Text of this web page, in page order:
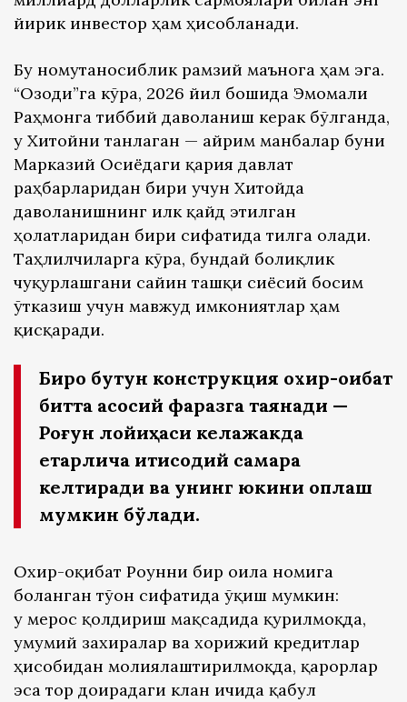
йирик инвестор ҳам ҳисобланади.
Бу номутаносиблик рамзий маънога ҳам эга.
“Озоди”га кўра, 2026 йил бошида Эмомали
Раҳмонга тиббий даволаниш керак бўлганда,
у Хитойни танлаган — айрим манбалар буни
Марказий Осиёдаги қария давлат
раҳбарларидан бири учун Хитойда
даволанишнинг илк қайд этилган
ҳолатларидан бири сифатида тилга олади.
Таҳлилчиларга кўра, бундай боғлиқлик
чуқурлашгани сайин ташқи сиёсий босим
ўтказиш учун мавжуд имкониятлар ҳам
қисқаради.
Бироқ бутун конструкция охир-оқибат
битта асосий фаразга таянади —
Роғун лойиҳаси келажакда
етарлича иқтисодий самара
келтиради ва унинг юкини қоплаш
мумкин бўлади.
Охир-оқибат Роғунни бир оила номига
боғланган тўғон сифатида ўқиш мумкин:
у мерос қолдириш мақсадида қурилмоқда,
умумий захиралар ва хорижий кредитлар
ҳисобидан молиялаштирилмоқда, қарорлар
эса тор доирадаги клан ичида қабул